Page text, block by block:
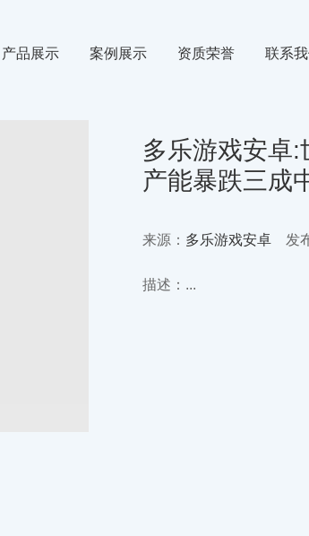
产品展示 案例展示 资质荣誉 联系
多乐游戏安卓
产能暴跌三成
来源： 多乐游戏安卓 发
描述：...